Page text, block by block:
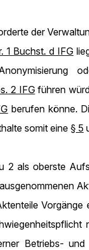
der
1 Buchst. d IFG
2 IFGführen
berufen könne.
somit eine § 5
2 als oberste
Betriebs-